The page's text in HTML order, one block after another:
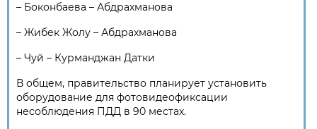
– Боконбаева – Абдрахманова
– Жибек Жолу – Абдрахманова
– Чуй – Курманджан Датки
В общем, правительство планирует установить
оборудование для фотовидеофиксации
несоблюдения ПДД в 90 местах.